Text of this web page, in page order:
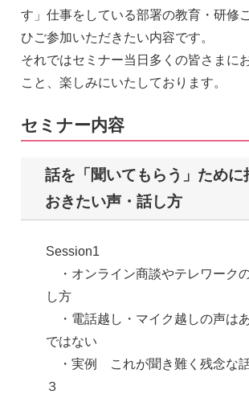
す」仕事をしている部署の教育・研修
ひご参加いただきたい内容です。
それではセミナー当日多くの皆さまに
こと、楽しみにいたしております。
セミナー内容
話を「聞いてもらう」ために
おきたい声・話し方
Session1
・オンライン商談やテレワーク
し方
・電話越し・マイク越しの声は
ではない
・実例 これが聞き難く残念な
３